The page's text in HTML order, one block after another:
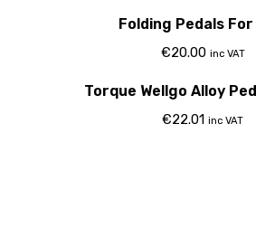
Folding Pedals
€20.00 inc VAT
Torque Wellgo Alloy
€22.01 inc VAT